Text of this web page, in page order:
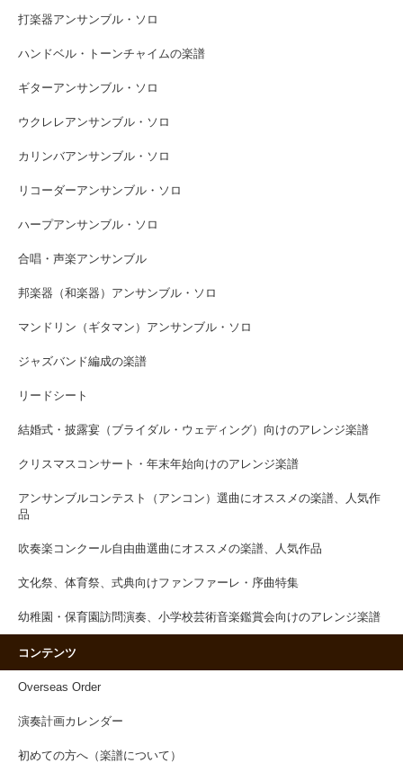
打楽器アンサンブル・ソロ
ハンドベル・トーンチャイムの楽譜
ギターアンサンブル・ソロ
ウクレレアンサンブル・ソロ
カリンバアンサンブル・ソロ
リコーダーアンサンブル・ソロ
ハープアンサンブル・ソロ
合唱・声楽アンサンブル
邦楽器（和楽器）アンサンブル・ソロ
マンドリン（ギタマン）アンサンブル・ソロ
ジャズバンド編成の楽譜
リードシート
結婚式・披露宴（ブライダル・ウェディング）向けのアレンジ楽譜
クリスマスコンサート・年末年始向けのアレンジ楽譜
アンサンブルコンテスト（アンコン）選曲にオススメの楽譜、人気作
品
吹奏楽コンクール自由曲選曲にオススメの楽譜、人気作品
文化祭、体育祭、式典向けファンファーレ・序曲特集
幼稚園・保育園訪問演奏、小学校芸術音楽鑑賞会向けのアレンジ楽譜
コンテンツ
Overseas Order
演奏計画カレンダー
初めての方へ（楽譜について）